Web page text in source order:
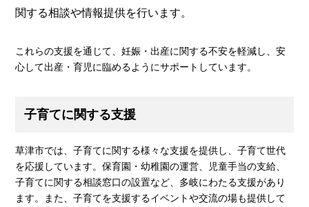
関する相談や情報提供を行います。
これらの支援を通じて、妊娠・出産に関する不安を軽減し、安
心して出産・育児に臨めるようにサポートしています。
子育てに関する支援
草津市では、子育てに関する様々な支援を提供し、子育て世代
を応援しています。保育園・幼稚園の運営、児童手当の支給、
子育てに関する相談窓口の設置など、多岐にわたる支援があり
ます。また、子育てを支援するイベントや交流の場も提供して